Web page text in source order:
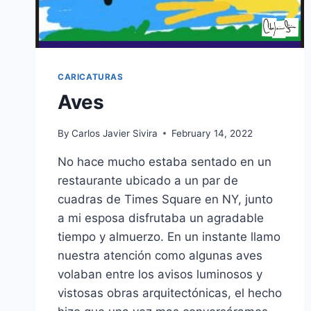
CARICATURAS
Aves
By Carlos Javier Sivira February 14, 2022
No hace mucho estaba sentado en un
restaurante ubicado a un par de
cuadras de Times Square en NY, junto
a mi esposa disfrutaba un agradable
tiempo y almuerzo. En un instante llamo
nuestra atención como algunas aves
volaban entre los avisos luminosos y
vistosas obras arquitectónicas, el hecho